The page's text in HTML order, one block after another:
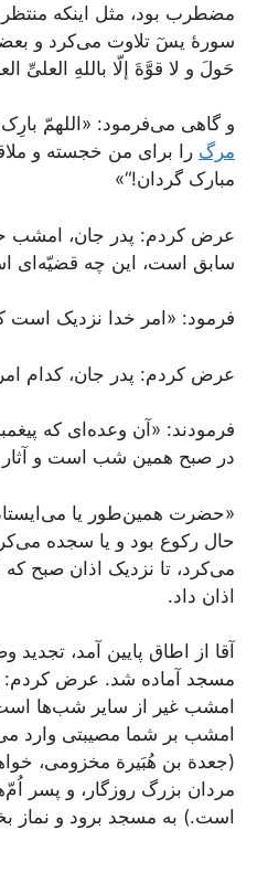
مضطرب بود، مثل اینکه
سورۀ یسٓ تلاوت می‌کرد و
حَولَ و لا قوَّةَ إلّا باللهِ العلیِّ
و گاهی می‌فرمود: «اللهمّ
مرگ را برای من خجسته و
مبارک گردان!“»
عرض کردم: پدر جان، امشب
سابق است، این چه قضیّه‌ای
فرمود: «امر خدا نزدیک است
عرض کردم: پدر جان، کدام
فرمودند: «آن وعده‌ای که
در صبح همین شب است و
«حضرت همین‌طور یا می‌ایستاد
حال رکوع بود و یا سجده
می‌کرد، تا نزدیک اذان صبح
اذان داد.
آقا از اطاق پایین آمد،
مسجد آماده شد. عرض کردم:
امشب غیر از سایر شب‌ها
امشب بر شما مصیبتی وارد
(جعدة بن هُبَیرة مخزومی،
مردان بزرگ روزگار، و پسر
است.) به مسجد برود و نماز